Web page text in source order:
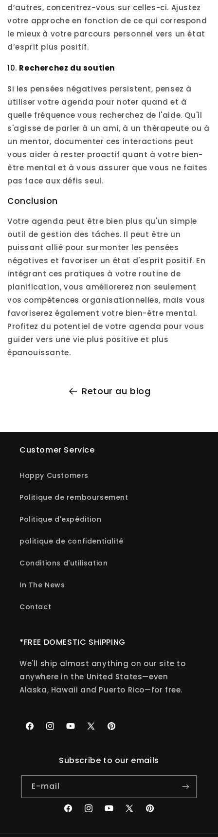
d’autres, concentrez-vous sur celles-ci. Ajustez
votre approche en fonction de ce qui correspond
le mieux à votre parcours personnel vers un état
d’esprit plus positif.
10. Recherchez du soutien
Si les pensées négatives persistent, pensez à
utiliser votre agenda pour noter quand et à
quelle fréquence vous recherchez de l'aide. Qu'il
s'agisse de parler à un ami, à un thérapeute ou à
un mentor, documenter ces interactions peut
vous aider à rester proactif quant à votre bien-
être mental et à vous assurer que vous ne faites
pas face aux défis seul.
Conclusion
Votre agenda peut être bien plus qu'un simple
outil de gestion des tâches. Il peut être un
puissant allié pour surmonter les pensées
négatives et favoriser un état d'esprit positif. En
intégrant ces pratiques à votre routine de
planification, vous améliorerez non seulement
vos compétences organisationnelles, mais vous
favoriserez également votre bien-être mental.
Profitez du potentiel de votre agenda pour vous
guider vers une vie plus positive et plus
épanouissante.
Retour au blog
Customer Service
Happy Customers
Politique de remboursement
Politique d'expédition
politique de confidentialité
Conditions d'utilisation
In The News
Contact
*FREE DOMESTIC SHIPPING
We'll ship almost anything on our site to
anywhere in the United States—even
Alaska, Hawaii and Puerto Rico—for free.
FacebookInstagramYouTube
X
Pinterest
Subscribe to our emails
E-mail
FacebookInstagramYouTube
X
Pinterest